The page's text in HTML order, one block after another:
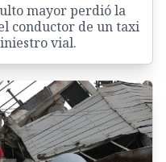
mayor perdió la
conductor de un taxi
vial.